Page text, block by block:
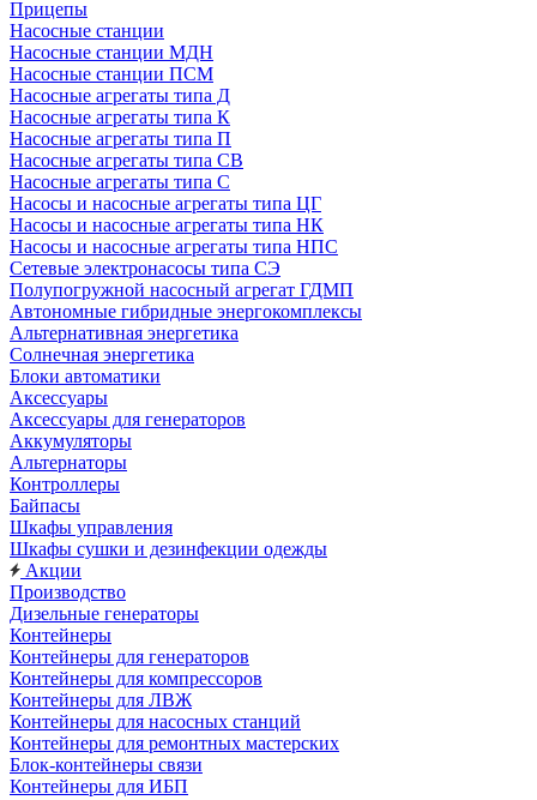
Прицепы
Насосные станции
Насосные станции МДН
Насосные станции ПСМ
Насосные агрегаты типа Д
Насосные агрегаты типа К
Насосные агрегаты типа П
Насосные агрегаты типа СВ
Насосные агрегаты типа С
Насосы и насосные агрегаты типа ЦГ
Насосы и насосные агрегаты типа НК
Насосы и насосные агрегаты типа НПС
Сетевые электронасосы типа СЭ
Полупогружной насосный агрегат ГДМП
Автономные гибридные энергокомплексы
Альтернативная энергетика
Солнечная энергетика
Блоки автоматики
Аксессуары
Аксессуары для генераторов
Аккумуляторы
Альтернаторы
Контроллеры
Байпасы
Шкафы управления
Шкафы сушки и дезинфекции одежды
Акции
Производство
Дизельные генераторы
Контейнеры
Контейнеры для генераторов
Контейнеры для компрессоров
Контейнеры для ЛВЖ
Контейнеры для насосных станций
Контейнеры для ремонтных мастерских
Блок-контейнеры связи
Контейнеры для ИБП